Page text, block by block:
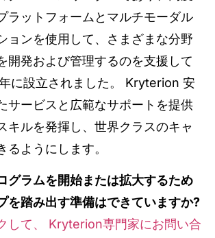
ラットフォームとマルチモーダル
ョンを使用して、さまざまな分野
開発および管理するのを支援して
に設立されました。 Kryterion 安
サービスと広範なサポートを提供
キルを発揮し、世界クラスのキャ
るようにします。
グラムを開始または拡大するため
を踏み出す準備はできていますか?
して、 Kryterion専門家にお問い合